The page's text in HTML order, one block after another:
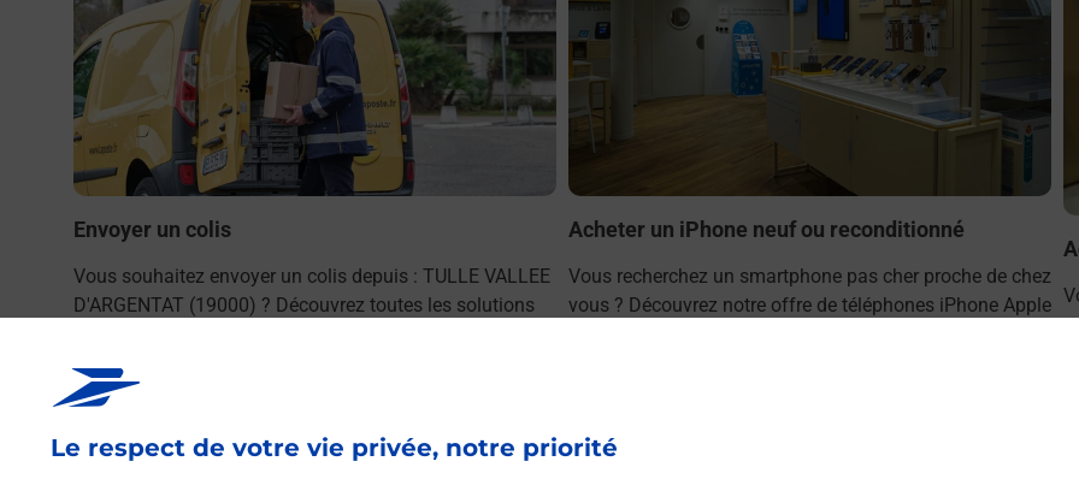
Le respect de votre vie privée, notre priorité
Envoyer un colis
Vous souhaitez envoyer un colis depuis : TULLE VALLEE
D'ARGENTAT (19000) ? Découvrez toutes les solutions
En savoir plus
Acheter un iPhone neuf ou reconditionné
Vous recherchez un smartphone pas cher proche de chez
vous ? Découvrez notre offre de téléphones iPhone Apple